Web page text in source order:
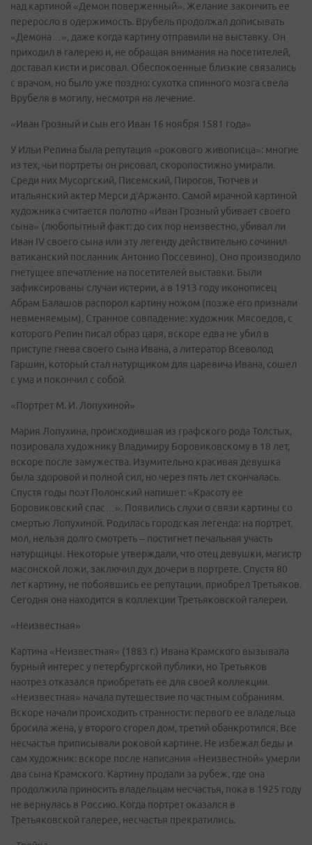
над картиной «Демон поверженный». Желание закончить ее
переросло в одержимость. Врубель продолжал дописывать
«Демона…», даже когда картину отправили на выставку. Он
приходил в галерею и, не обращая внимания на посетителей,
доставал кисти и рисовал. Обеспокоенные близкие связались
с врачом, но было уже поздно: сухотка спинного мозга свела
Врубеля в могилу, несмотря на лечение.
«Иван Грозный и сын его Иван 16 ноября 1581 года»
У Ильи Репина была репутация «рокового живописца»: многие
из тех, чьи портреты он рисовал, скоропостижно умирали.
Среди них Мусоргский, Писемский, Пирогов, Тютчев и
итальянский актер Мерси д’Аржанто. Самой мрачной картиной
художника считается полотно «Иван Грозный убивает своего
сына» (любопытный факт: до сих пор неизвестно, убивал ли
Иван IV своего сына или эту легенду действительно сочинил
ватиканский посланник Антонио Поссевино). Оно производило
гнетущее впечатление на посетителей выставки. Были
зафиксированы случаи истерии, а в 1913 году иконописец
Абрам Балашов распорол картину ножом (позже его признали
невменяемым). Странное совпадение: художник Мясоедов, с
которого Репин писал образ царя, вскоре едва не убил в
приступе гнева своего сына Ивана, а литератор Всеволод
Гаршин, который стал натурщиком для царевича Ивана, сошел
с ума и покончил с собой.
«Портрет М. И. Лопухиной»
Мария Лопухина, происходившая из графского рода Толстых,
позировала художнику Владимиру Боровиковскому в 18 лет,
вскоре после замужества. Изумительно красивая девушка
была здоровой и полной сил, но через пять лет скончалась.
Спустя годы поэт Полонский напишет: «Красоту ее
Боровиковский спас…». Появились слухи о связи картины со
смертью Лопухиной. Родилась городская легенда: на портрет,
мол, нельзя долго смотреть – постигнет печальная участь
натурщицы. Некоторые утверждали, что отец девушки, магистр
масонской ложи, заключил дух дочери в портрете. Спустя 80
лет картину, не побоявшись ее репутации, приобрел Третьяков.
Сегодня она находится в коллекции Третьяковской галереи.
«Неизвестная»
Картина «Неизвестная» (1883 г.) Ивана Крамского вызывала
бурный интерес у петербургской публики, но Третьяков
наотрез отказался приобретать ее для своей коллекции.
«Неизвестная» начала путешествие по частным собраниям.
Вскоре начали происходить странности: первого ее владельца
бросила жена, у второго сгорел дом, третий обанкротился. Все
несчастья приписывали роковой картине. Не избежал беды и
сам художник: вскоре после написания «Неизвестной» умерли
два сына Крамского. Картину продали за рубеж, где она
продолжила приносить владельцам несчастья, пока в 1925 году
не вернулась в Россию. Когда портрет оказался в
Третьяковской галерее, несчастья прекратились.